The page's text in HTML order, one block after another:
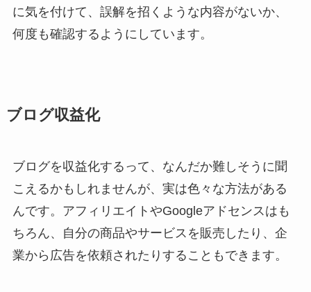
に気を付けて、誤解を招くような内容がないか、
何度も確認するようにしています。
ブログ収益化
ブログを収益化するって、なんだか難しそうに聞
こえるかもしれませんが、実は色々な方法がある
んです。アフィリエイトやGoogleアドセンスはも
ちろん、自分の商品やサービスを販売したり、企
業から広告を依頼されたりすることもできます。